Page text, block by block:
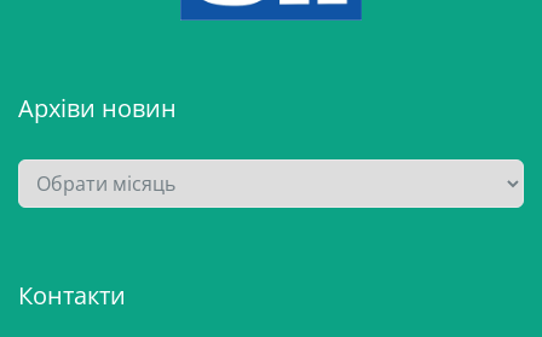
Архіви новин
А
р
в
Контакти